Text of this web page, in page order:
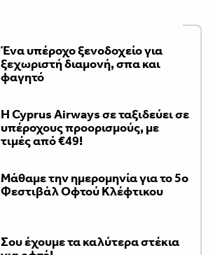
Ένα υπέροχο ξενοδοχείο για
ξεχωριστή διαμονή, σπα και
φαγητό
H Cyprus Airways σε ταξιδεύει σε
υπέροχους προορισμούς, με
τιμές από €49!
Μάθαμε την ημερομηνία για το 5ο
Φεστιβάλ Οφτού Κλέφτικου
Σου έχουμε τα καλύτερα στέκια